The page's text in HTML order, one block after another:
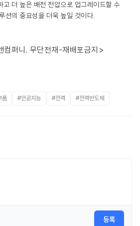
고 더 높은 배전 전압으로 업그레이드할 수
션의 중요성을 더욱 높일 것이다.
퍼니. 무단전재-재배포금지>
품 #인공지능 #전력 #전력반도체
등록